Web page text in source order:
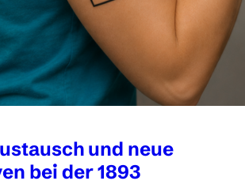
und neue
bei der 1893